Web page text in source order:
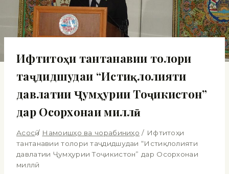
Ифтитоҳи тантанавии толори
таҷдидшудаи “Истиқлолияти
давлатии Ҷумҳурии Тоҷикистон”
дар Осорхонаи миллӣ
Асосӣ / Намоишҳо ва чорабиниҳо / Ифтитоҳи
тантанавии толори таҷдидшудаи “Истиқлолияти
давлатии Ҷумҳурии Тоҷикистон” дар Осорхонаи
миллӣ